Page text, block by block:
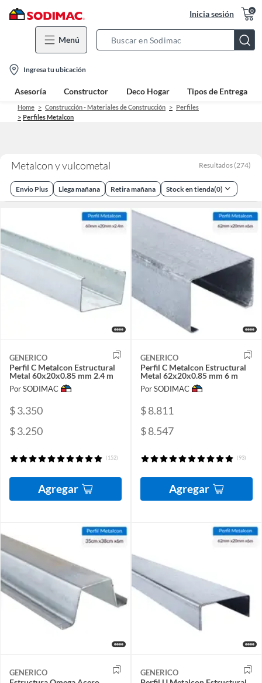
Inicia sesión 0
Menú
Bar
location-
icon
Ingresa tu ubicación
Asesoría Constructor Deco Hogar Tipos de Entrega
Home Construcción - Materiales de Construcción
Perfiles
Perfiles Metalcon
Metalcon y vulcometal Resultados (274)
Envio Plus Llega mañana Retira mañana Stock en tienda(0)
GENERICO
Perfil C Metalcon Estructural
Metal 60x20x0.85 mm 2.4 m
Por SODIMAC
$ 3.350
$ 3.250
(152)
Agregar
GENERICO
Perfil C Metalcon Estructural
Metal 62x20x0.85 mm 6 m
Por SODIMAC
$ 8.811
$ 8.547
(93)
Agregar
GENERICO GENERICO